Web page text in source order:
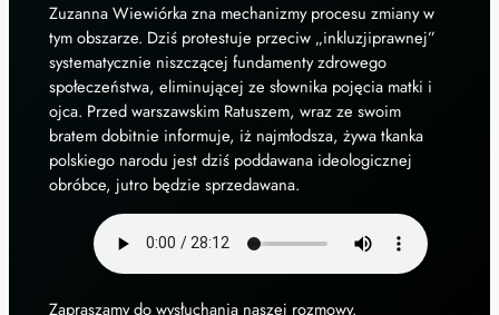
Zuzanna Wiewiórka zna mechanizmy procesu zmiany w
tym obszarze. Dziś protestuje przeciw „inkluzjiprawnej”
systematycznie niszczącej fundamenty zdrowego
społeczeństwa, eliminującej ze słownika pojęcia matki i
ojca. Przed warszawskim Ratuszem, wraz ze swoim
bratem dobitnie informuje, iż najmłodsza, żywa tkanka
polskiego narodu jest dziś poddawana ideologicznej
obróbce, jutro będzie sprzedawana.
Zapraszamy do wysłuchania naszej rozmowy.